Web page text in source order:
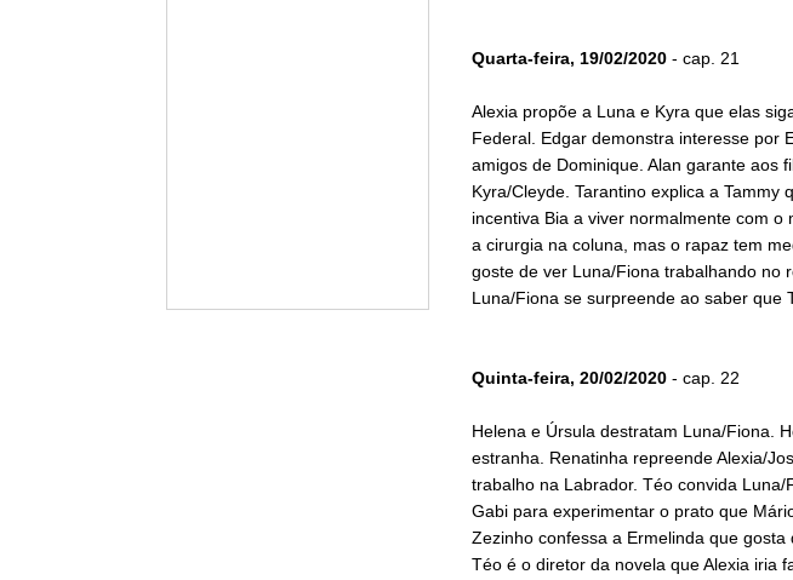
Quarta-feira, 19/02/2020- cap. 21
Alexia propõe a Luna e Kyra que elas
Federal. Edgar demonstra interesse por
amigos de Dominique. Alan garante aos
Kyra/Cleyde. Tarantino explica a Tammy
incentiva Bia a viver normalmente com
a cirurgia na coluna, mas o rapaz tem
goste de ver Luna/Fiona trabalhando no
Luna/Fiona se surpreende ao saber que
Quinta-feira, 20/02/2020- cap. 22
Helena e Úrsula destratam Luna/Fiona.
estranha. Renatinha repreende Alexia/
trabalho na Labrador. Téo convida
Gabi para experimentar o prato que
Zezinho confessa a Ermelinda que
Téo é o diretor da novela que Alexia iria